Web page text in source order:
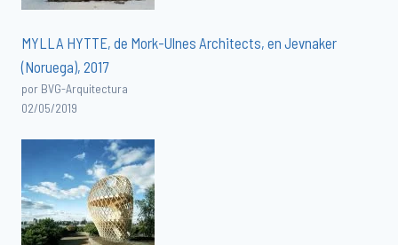
MYLLA HYTTE, de Mork-Ulnes Architects, en Jevnaker
(Noruega), 2017
por BVG-Arquitectura
02/05/2019